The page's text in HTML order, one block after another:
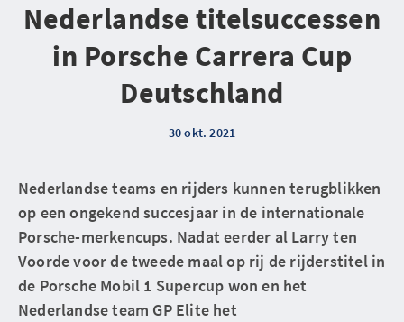
Nederlandse titelsuccessen
in Porsche Carrera Cup
Deutschland
30 okt. 2021
Nederlandse teams en rijders kunnen terugblikken
op een ongekend succesjaar in de internationale
Porsche-merkencups. Nadat eerder al Larry ten
Voorde voor de tweede maal op rij de rijderstitel in
de Porsche Mobil 1 Supercup won en het
Nederlandse team GP Elite het